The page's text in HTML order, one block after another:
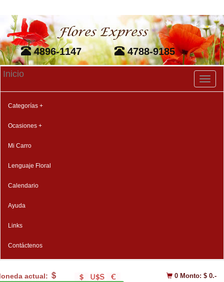
4896-1147 4788-9185
Inicio
Categorías +
Ocasiones +
Mi Carro
Lenguaje Floral
Calendario
Ayuda
Links
Contáctenos
actual: 0 Monto: $ 0.-